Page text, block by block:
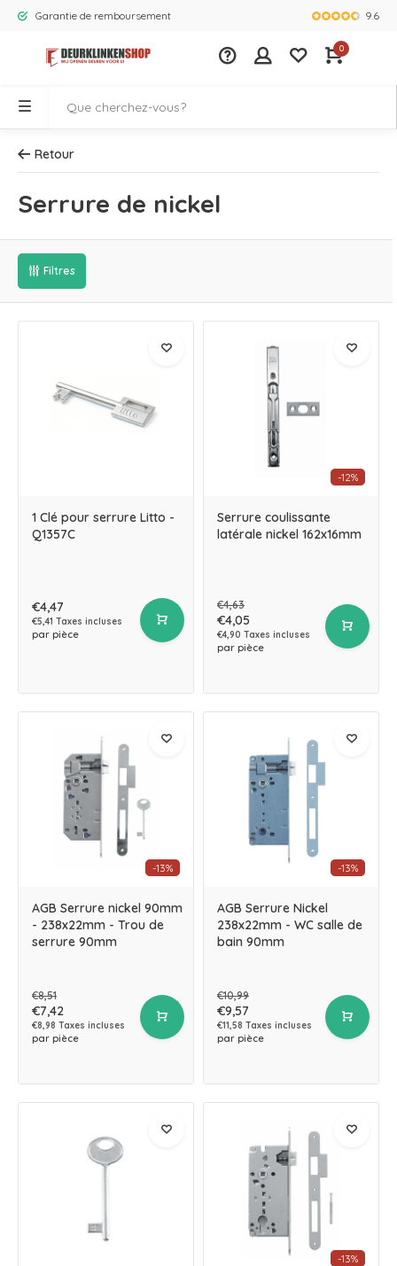
Garantie de remboursement La plus9.6
0
Retour
Serrure de nickel
Filtres
1 Clé pour serrure Litto -
Q1357C
€4,47
€5,41 Taxes incluses
par pièce
-12%
Serrure coulissante
latérale nickel 162x16mm
€4,63
€4,05
€4,90 Taxes incluses
par pièce
-13%
AGB Serrure nickel 90mm
- 238x22mm - Trou de
serrure 90mm
€8,51
€7,42
€8,98 Taxes incluses
par pièce
-13%
AGB Serrure Nickel
238x22mm - WC salle de
bain 90mm
€10,99
€9,57
€11,58 Taxes incluses
par pièce
-13%